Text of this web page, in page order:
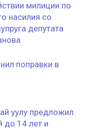
милиции по
насилия со
депутата
поправки в
уулу предложил
до 14 лет и